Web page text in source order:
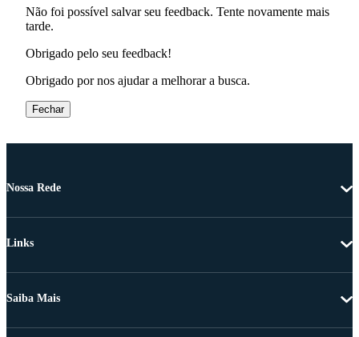
Não foi possível salvar seu feedback. Tente novamente mais
tarde.
Obrigado pelo seu feedback!
Obrigado por nos ajudar a melhorar a busca.
Fechar
Nossa Rede
Links
Saiba Mais